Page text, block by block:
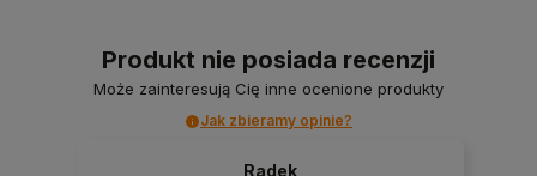
Produkt nie posiada recenzji
Może zainteresują Cię inne ocenione produkty
Jak zbieramy opinie?
Radek